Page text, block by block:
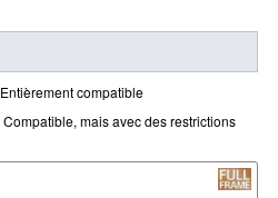
Entièrement compatible
Compatible, mais avec des restrictions